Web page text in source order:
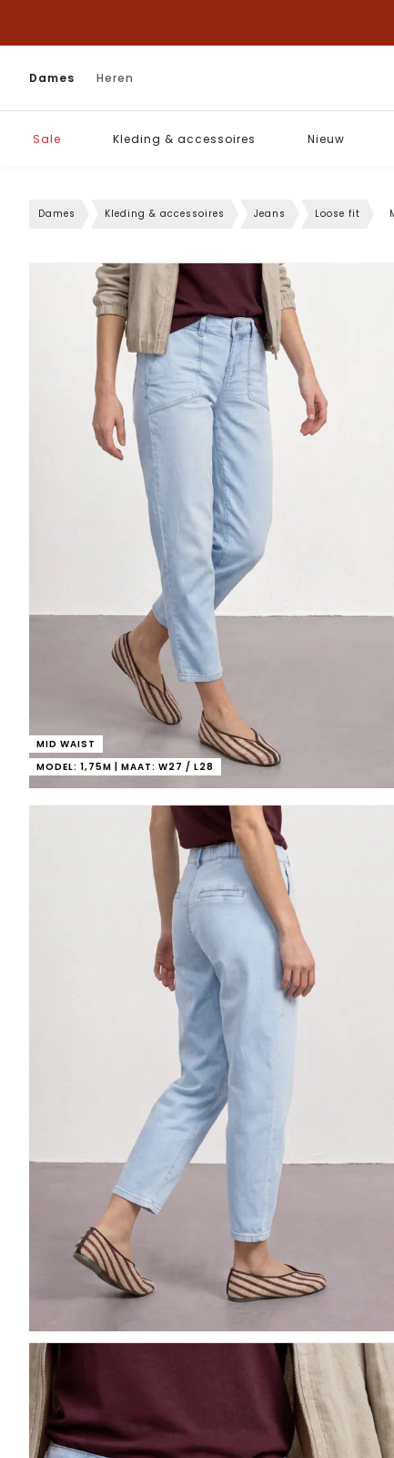
Dames Heren
Sale Kleding & accessoires Nieuw
Dames Kleding & accessoires Jeans Loose fit
MID WAIST
MODEL: 1,75M | MAAT: W27 / L28